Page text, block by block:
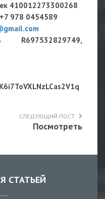
410012273300268
+7 978 0454589
СЛЕДУЮЩИЙ ПОСТ
Посмотреть
СТАТЬЕЙ